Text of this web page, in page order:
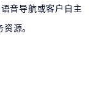
音导航或客户自主
源。